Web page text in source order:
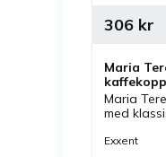
Maria
st/fp
Maria
med
som
306kr
Exxent